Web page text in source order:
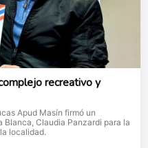
recreativo y
Apud Masín firmó un
Claudia Panzardi para la
localidad.